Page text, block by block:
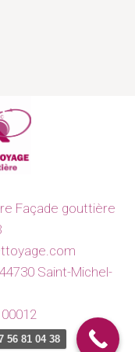
Façade gouttière
Saint-Michel-
56 81 04 38